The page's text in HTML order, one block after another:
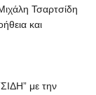
Τσαρτσίδη
και
με την